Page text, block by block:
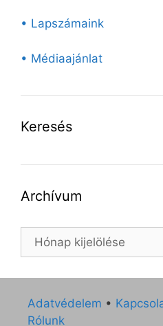
• Lapszámaink
• Médiaajánlat
Keresés
Archívum
Archívum
Adatvédelem •
Rólunk